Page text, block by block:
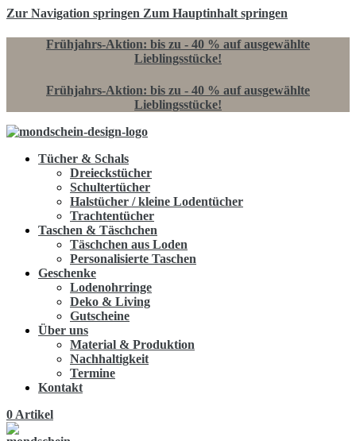
Zur Navigation springen Zum Hauptinhalt springen
Frühjahrs-Aktion: bis zu - 40 % auf ausgewählte
Lieblingsstücke!
Frühjahrs-Aktion: bis zu - 40 % auf ausgewählte
Lieblingsstücke!
Tücher & Schals
Dreieckstücher
Schultertücher
Halstücher / kleine Lodentücher
Trachtentücher
Taschen & Täschchen
Täschchen aus Loden
Personalisierte Taschen
Geschenke
Lodenohrringe
Deko & Living
Gutscheine
Über uns
Material & Produktion
Nachhaltigkeit
Termine
Kontakt
0 Artikel